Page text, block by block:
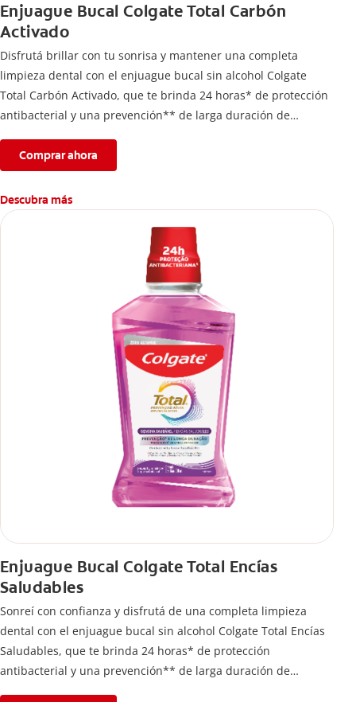
Enjuague Bucal Colgate Total Carbón
Activado
Disfrutá brillar con tu sonrisa y mantener una completa
limpieza dental con el enjuague bucal sin alcohol Colgate
Total Carbón Activado, que te brinda 24 horas* de protección
antibacterial y una prevención** de larga duración de
Comprar ahora
Descubra más
Enjuague Bucal Colgate Total Encías
Saludables
Sonreí con confianza y disfrutá de una completa limpieza
dental con el enjuague bucal sin alcohol Colgate Total Encías
Saludables, que te brinda 24 horas* de protección
antibacterial y una prevención** de larga duración de